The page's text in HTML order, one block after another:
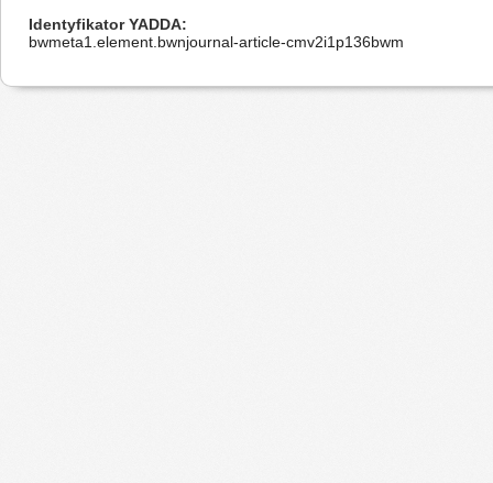
Identyfikator YADDA
bwmeta1.element.bwnjournal-article-cmv2i1p136bwm